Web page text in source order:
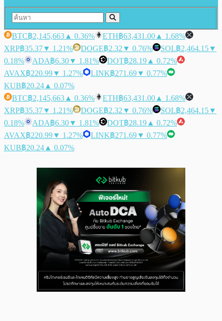
BTC฿2,145,663 ▲ 0.36% ETH฿63,431.00 ▲ 1.68%
XRP฿35.37▼ 1.21% DOGE฿2.32 ▼ 0.76% SOL฿2,464.15▼
0.18%
ADA฿6.30▼ 1.81% DOT฿28.19 ▲ 0.72%
AVAX฿220.99▼ 1.27% LINK฿271.69▼ 0.77%
KUB฿20.24 ▲ 0.07%
BTC฿2,145,663 ▲ 0.36% ETH฿63,431.00 ▲ 1.68%
XRP฿35.37▼ 1.21% DOGE฿2.32 ▼ 0.76% SOL฿2,464.15▼
0.18%
ADA฿6.30▼ 1.81% DOT฿28.19 ▲ 0.72%
AVAX฿220.99▼ 1.27% LINK฿271.69▼ 0.77%
KUB฿20.24 ▲ 0.07%